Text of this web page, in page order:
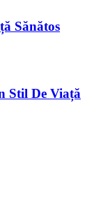
Sănătos
Stil De Viață